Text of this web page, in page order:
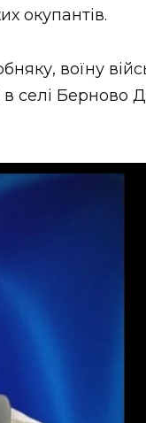
окупантів.
воїну
селі Берново